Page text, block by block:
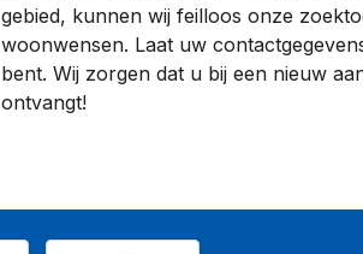
gebied, kunnen wij feilloos onze
woonwensen. Laat uw
bent. Wij zorgen dat u bij een nieuw
ontvangt!